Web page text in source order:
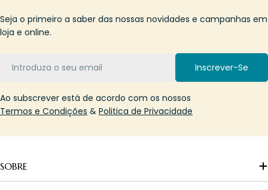
Seja o primeiro a saber das nossas novidades e campanhas em
loja e online.
Inscrever-Se
Ao subscrever está de acordo com os nossos
Termos e Condições & Politica de Privacidade
SOBRE